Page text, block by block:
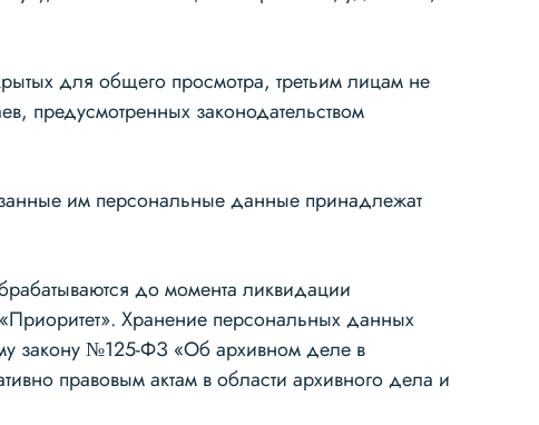
для общего просмотра, третьим лицам не
предусмотренных законодательством
им персональные данные принадлежат
до момента ликвидации
Хранение персональных данных
закону №125-ФЗ «Об архивном деле в
правовым актам в области архивного дела и